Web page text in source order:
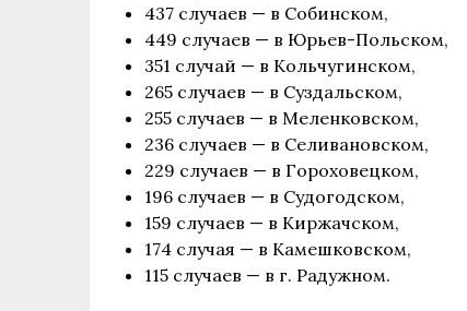
437 случаев — в Собинском,
449 случаев — в Юрьев-Польском,
351 случай — в Кольчугинском,
265 случаев — в Суздальском,
255 случаев — в Меленковском,
236 случаев — в Селивановском,
229 случаев — в Гороховецком,
196 случаев — в Судогодском,
159 случаев — в Киржачском,
174 случая — в Камешковском,
115 случаев — в г. Радужном.